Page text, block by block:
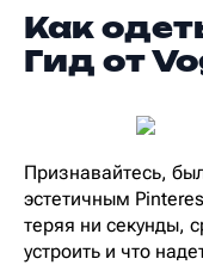
Как
Гид от
Признавайтесь,
эстетичным
теряя ни секунды,
устроить и что